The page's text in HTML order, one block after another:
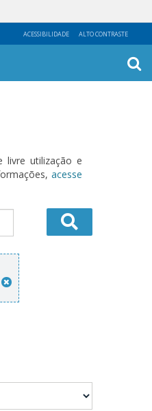
ACESSIBILIDADE ALTO CONTRASTE
livre utilização e
acesse